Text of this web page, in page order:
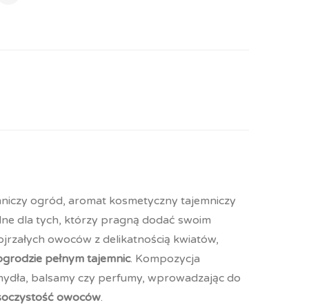
ogród, aromat kosmetyczny tajemniczy
dla tych, którzy pragną dodać swoim
owoców z delikatnością kwiatów,
pełnym tajemnic. Kompozycja
balsamy czy perfumy, wprowadzając do
owoców.